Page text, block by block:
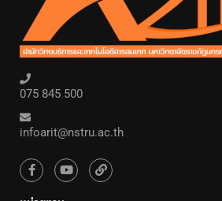
075 845 500
infoarit@nstru.ac.th